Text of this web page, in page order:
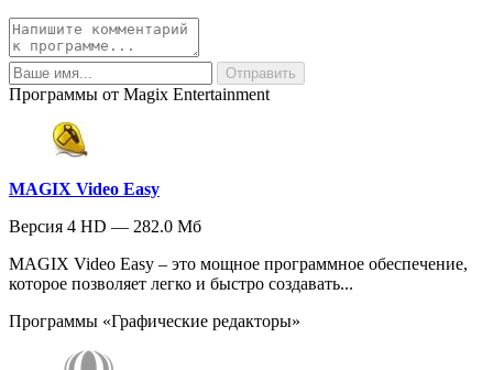
Программы от Magix Entertainment
MAGIX Video Easy
Версия 4 HD — 282.0 Мб
MAGIX Video Easy – это мощное программное обеспечение,
которое позволяет легко и быстро создавать...
Программы «Графические редакторы»